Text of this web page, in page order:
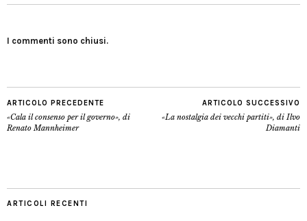
I commenti sono chiusi.
ARTICOLO PRECEDENTE
«Cala il consenso per il governo», di
Renato Mannheimer
ARTICOLO SUCCESSIVO
«La nostalgia dei vecchi partiti», di Ilvo
Diamanti
ARTICOLI RECENTI